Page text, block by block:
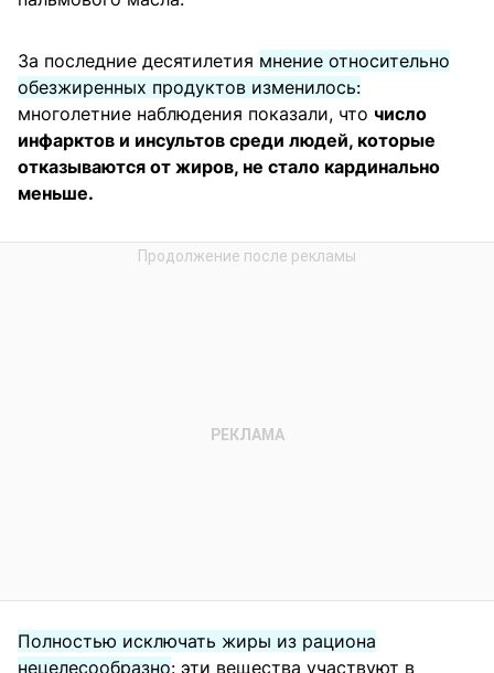
За последние десятилетия мнение относительно
обезжиренных продуктов изменилось:
многолетние наблюдения показали, что число
инфарктов и инсультов среди людей, которые
отказываются от жиров, не стало кардинально
меньше.
Полностью исключать жиры из рациона
нецелесообразно: эти вещества участвуют в